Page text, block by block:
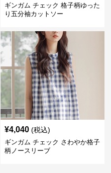
ギンガム チェック 格子柄ゆった
り五分袖カットソー
¥4,040 (税込)
ギンガム チェック さわやか格子
柄ノースリーブ